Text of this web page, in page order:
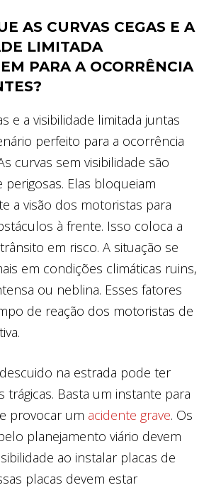
AS CURVAS CEGAS E A
LIMITADA
PARA A OCORRÊNCIA
e a visibilidade limitada juntas
perfeito para a ocorrência
curvas sem visibilidade são
Elas bloqueiam
a visão dos motoristas para
à frente. Isso coloca a
em risco. A situação se
em condições climáticas ruins,
ou neblina. Esses fatores
de reação dos motoristas de
na estrada pode ter
trágicas. Basta um instante para
provocar um acidente grave. Os
planejamento viário devem
ao instalar placas de
placas devem estar